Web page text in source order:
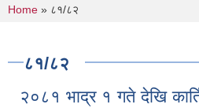
You are here
Home » ८१/८२
८१/८२
२०८१ भाद्र १ गते देखि